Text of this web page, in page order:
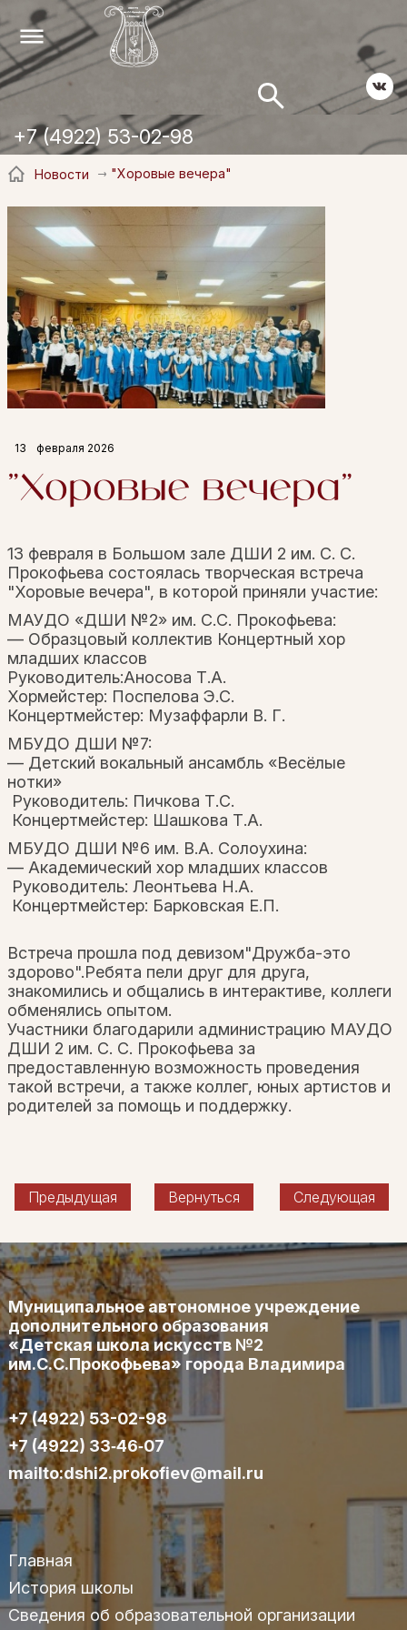
+7 (4922) 53-02-98
Новости "Хоровые вечера"
13 февраля 2026
"Хоровые вечера"
13 февраля в Большом зале ДШИ 2 им. С. С.
Прокофьева состоялась творческая встреча
"Хоровые вечера", в которой приняли участие:
МАУДО «ДШИ №2» им. С.С. Прокофьева:
— Образцовый коллектив Концертный хор
младших классов
Руководитель:Аносова Т.А.
Хормейстер: Поспелова Э.С.
Концертмейстер: Музаффарли В. Г.
МБУДО ДШИ №7:
— Детский вокальный ансамбль «Весёлые
нотки»
Руководитель: Пичкова Т.С.
Концертмейстер: Шашкова Т.А.
МБУДО ДШИ №6 им. В.А. Солоухина:
— Академический хор младших классов
Руководитель: Леонтьева Н.А.
Концертмейстер: Барковская Е.П.
Встреча прошла под девизом"Дружба-это
здорово".Ребята пели друг для друга,
знакомились и общались в интерактиве, коллеги
обменялись опытом.
Участники благодарили администрацию МАУДО
ДШИ 2 им. С. С. Прокофьева за
предоставленную возможность проведения
такой встречи, а также коллег, юных артистов и
родителей за помощь и поддержку.
Предыдущая Вернуться Следующая
Муниципальное автономное учреждение
дополнительного образования
«Детская школа искусств №2
им.С.С.Прокофьева» города Владимира
+7 (4922) 53-02-98
+7 (4922) 33‑46‑07
mailto:dshi2.prokofiev@mail.ru
Главная
История школы
Сведения об образовательной организации